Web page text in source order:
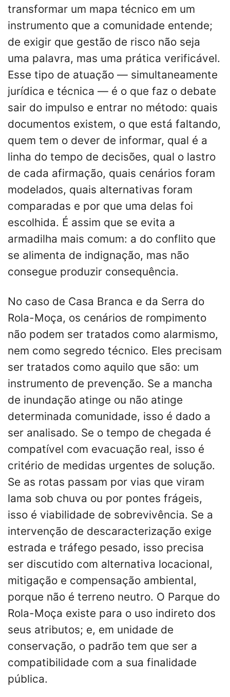
transformar um mapa técnico em um
instrumento que a comunidade entende;
de exigir que gestão de risco não seja
uma palavra, mas uma prática verificável.
Esse tipo de atuação — simultaneamente
jurídica e técnica — é o que faz o debate
sair do impulso e entrar no método: quais
documentos existem, o que está faltando,
quem tem o dever de informar, qual é a
linha do tempo de decisões, qual o lastro
de cada afirmação, quais cenários foram
modelados, quais alternativas foram
comparadas e por que uma delas foi
escolhida. É assim que se evita a
armadilha mais comum: a do conflito que
se alimenta de indignação, mas não
consegue produzir consequência.
No caso de Casa Branca e da Serra do
Rola-Moça, os cenários de rompimento
não podem ser tratados como alarmismo,
nem como segredo técnico. Eles precisam
ser tratados como aquilo que são: um
instrumento de prevenção. Se a mancha
de inundação atinge ou não atinge
determinada comunidade, isso é dado a
ser analisado. Se o tempo de chegada é
compatível com evacuação real, isso é
critério de medidas urgentes de solução.
Se as rotas passam por vias que viram
lama sob chuva ou por pontes frágeis,
isso é viabilidade de sobrevivência. Se a
intervenção de descaracterização exige
estrada e tráfego pesado, isso precisa
ser discutido com alternativa locacional,
mitigação e compensação ambiental,
porque não é terreno neutro. O Parque do
Rola-Moça existe para o uso indireto dos
seus atributos; e, em unidade de
conservação, o padrão tem que ser a
compatibilidade com a sua finalidade
pública.